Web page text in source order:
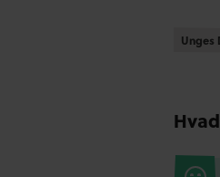
Unges
Unges